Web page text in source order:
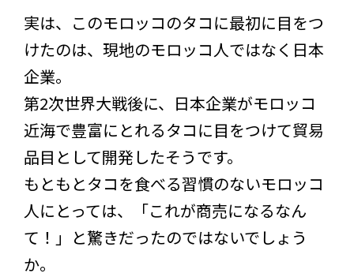
実は、このモロッコのタコに最初に目をつ
けたのは、現地のモロッコ人ではなく日本
企業。
第2次世界大戦後に、日本企業がモロッコ
近海で豊富にとれるタコに目をつけて貿易
品目として開発したそうです。
もともとタコを食べる習慣のないモロッコ
人にとっては、「これが商売になるなん
て！」と驚きだったのではないでしょう
か。